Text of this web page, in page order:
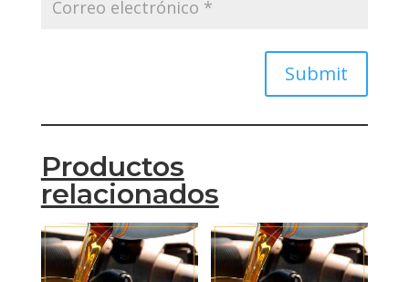
Submit
Productos
relacionados